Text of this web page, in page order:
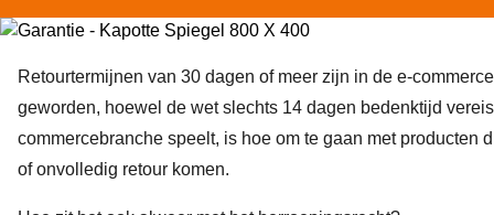
Retourtermijnen van 30 dagen of meer zijn in de e-
geworden, hoewel de wet slechts 14 dagen bedenktijd
commercebranche speelt, is hoe om te gaan met producten
of onvolledig retour komen.